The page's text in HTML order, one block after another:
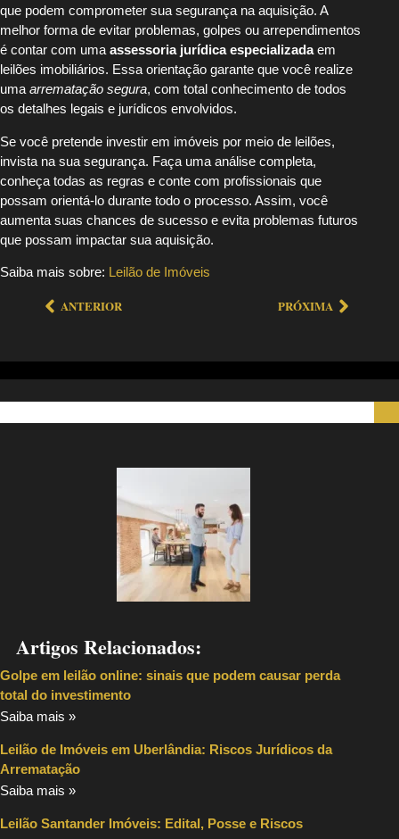
que podem comprometer sua segurança na aquisição. A
melhor forma de evitar problemas, golpes ou arrependimentos
é contar com umaassessoria jurídica especializadaem
leilões imobiliários. Essa orientação garante que você realize
umaarrematação segura, com total conhecimento de todos
os detalhes legais e jurídicos envolvidos.
Se você pretende investir em imóveis por meio de leilões,
invista na sua segurança. Faça uma análise completa,
conheça todas as regras e conte com profissionais que
possam orientá-lo durante todo o processo. Assim, você
aumenta suas chances de sucesso e evita problemas futuros
que possam impactar sua aquisição.
Saiba mais sobre: Leilão de Imóveis
ANTERIOR PRÓXIMA
Artigos Relacionados:
Golpe em leilão online: sinais que podem causar perda
total do investimento
Saiba mais »
Leilão de Imóveis em Uberlândia: Riscos Jurídicos da
Arrematação
Saiba mais »
Leilão Santander Imóveis: Edital, Posse e Riscos